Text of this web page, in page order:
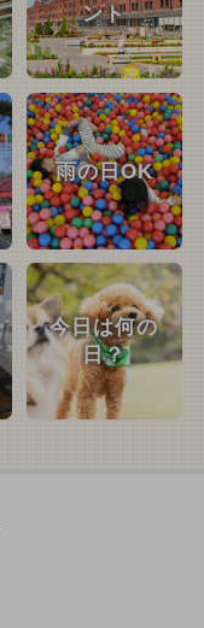
ント
雨の日OK
今日は何の
日？